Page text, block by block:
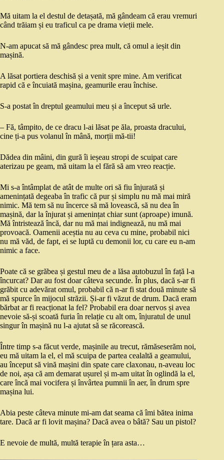
Mă uitam la el destul de detașată, mă gândeam că erau vremuri
când trăiam și eu traficul ca pe drama vieții mele.
N-am apucat să mă gândesc prea mult, că omul a ieșit din
mașină.
A lăsat portiera deschisă și a venit spre mine. Am verificat
rapid că e încuiată mașina, geamurile erau închise.
S-a postat în dreptul geamului meu și a început să urle.
– Fă, tâmpito, de ce dracu l-ai lăsat pe ăla, proasta dracului,
cine ți-a pus volanul în mână, morții mă-tii!
Dădea din mâini, din gură îi ieșeau stropi de scuipat care
aterizau pe geam, mă uitam la el fără să am vreo reacție.
Mi s-a întâmplat de atât de multe ori să fiu înjurată și
amenințată degeaba în trafic că pur și simplu nu mă mai miră
nimic. Mă tem să nu încerce să mă lovească, să nu dea în
mașină, dar la înjurat și amenințat chiar sunt (aproape) imună.
Mă întristează încă, dar nu mă mai indignează, nu mă mai
provoacă. Oamenii aceștia nu au ceva cu mine, probabil nici
nu mă văd, de fapt, ei se luptă cu demonii lor, cu care eu n-am
nimic a face.
Poate că se grăbea și gestul meu de a lăsa autobuzul în față l-a
încurcat? Dar au fost doar câteva secunde. În plus, dacă s-ar fi
grăbit cu adevărat omul, probabil că n-ar fi stat două minute să
mă spurce în mijocul străzii. Și-ar fi văzut de drum. Dacă eram
bărbat ar fi reacționat la fel? Probabil era doar nervos și avea
nevoie să-și scoată furia în relație cu alt om, înjuratul de unul
singur în mașină nu l-a ajutat să se răcorească.
Între timp s-a făcut verde, mașinile au trecut, rămăseserăm noi,
eu mă uitam la el, el mă scuipa de partea cealaltă a geamului,
au început să vină mașini din spate care claxonau, n-aveau loc
de noi, așa că am demarat ușurel și m-am uitat în oglindă la el,
care încă mai vocifera și învârtea pumnii în aer, în drum spre
mașina lui.
Abia peste câteva minute mi-am dat seama că îmi bătea inima
tare. Dacă ar fi lovit mașina? Dacă avea o bâtă? Sau un pistol?
E nevoie de multă, multă terapie în țara asta…